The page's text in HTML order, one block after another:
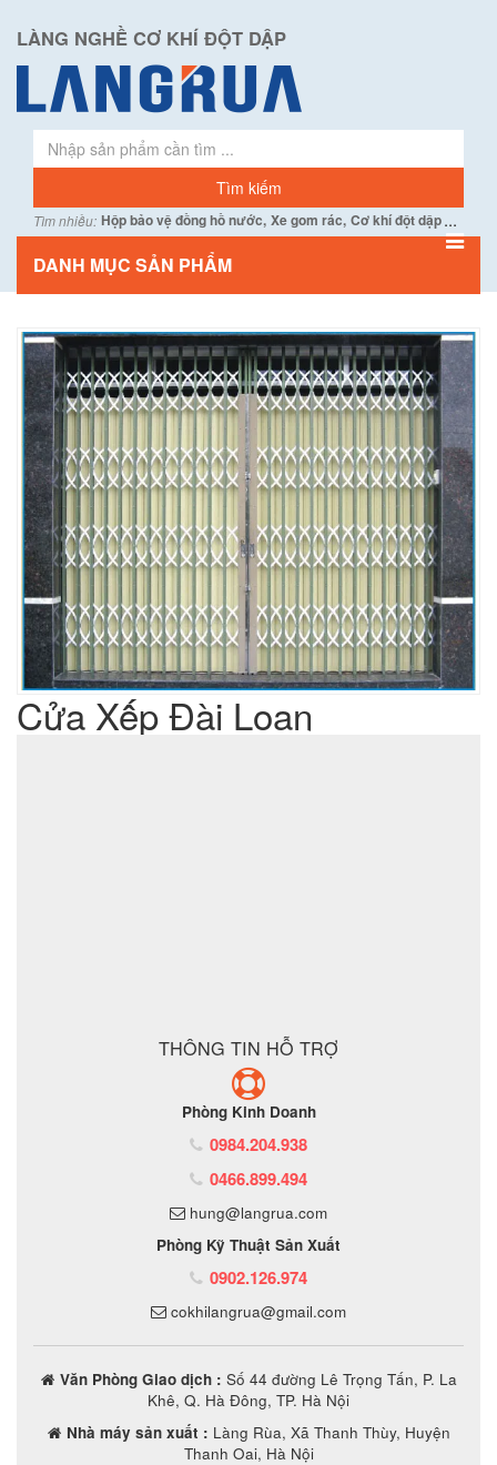
LÀNG NGHỀ CƠ KHÍ ĐỘT DẬP
Tìm nhiều: Hộp bảo vệ đồng hồ nước, Xe gom rác, Cơ khí đột dập...
DANH MỤC SẢN PHẨM
Cửa Xếp Đài Loan
THÔNG TIN HỖ TRỢ
Phòng Kinh Doanh
0984.204.938
0466.899.494
hung@langrua.com
Phòng Kỹ Thuật Sản Xuất
0902.126.974
cokhilangrua@gmail.com
Văn Phòng Giao dịch : Số 44 đường Lê Trọng Tấn, P. La
Khê, Q. Hà Đông, TP. Hà Nội
Nhà máy sản xuất : Làng Rùa, Xã Thanh Thùy, Huyện
Thanh Oai, Hà Nội